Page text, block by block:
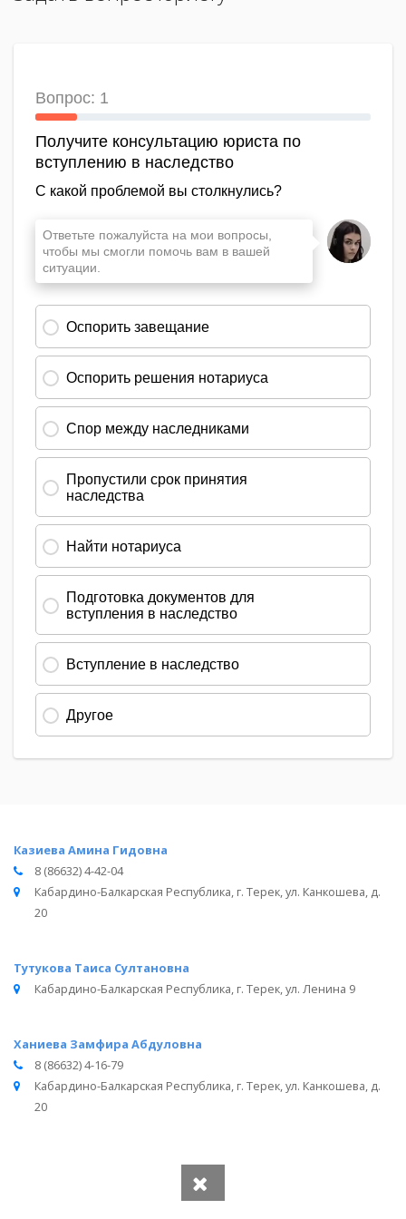
Казиева Амина Гидовна
8 (86632) 4-42-04
Кабардино-Балкарская Республика, г. Терек, ул. Канкошева, д.
20
Тутукова Таиса Султановна
Кабардино-Балкарская Республика, г. Терек, ул. Ленина 9
Ханиева Замфира Абдуловна
8 (86632) 4-16-79
Кабардино-Балкарская Республика, г. Терек, ул. Канкошева, д.
20